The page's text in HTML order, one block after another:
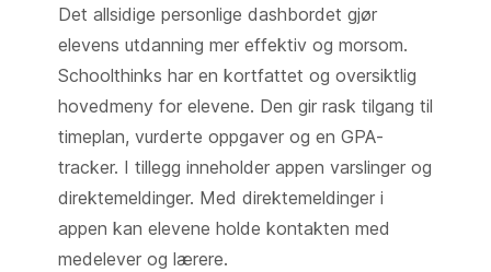
Det allsidige personlige dashbordet gjør
elevens utdanning mer effektiv og morsom.
Schoolthinks har en kortfattet og oversiktlig
hovedmeny for elevene. Den gir rask tilgang til
timeplan, vurderte oppgaver og en GPA-
tracker. I tillegg inneholder appen varslinger og
direktemeldinger. Med direktemeldinger i
appen kan elevene holde kontakten med
medelever og lærere.